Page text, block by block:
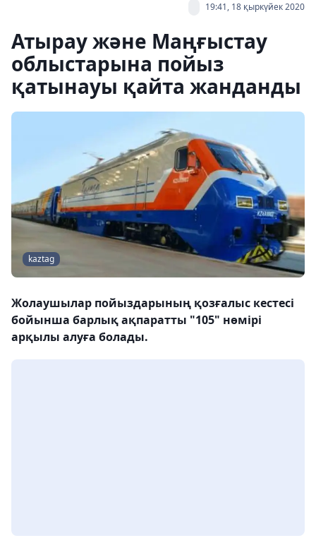
19:41, 18 қыркүйек 2020
Атырау және Маңғыстау
облыстарына пойыз
қатынауы қайта жанданды
kaztag
Жолаушылар пойыздарының қозғалыс кестесі
бойынша барлық ақпаратты "105" нөмірі
арқылы алуға болады.